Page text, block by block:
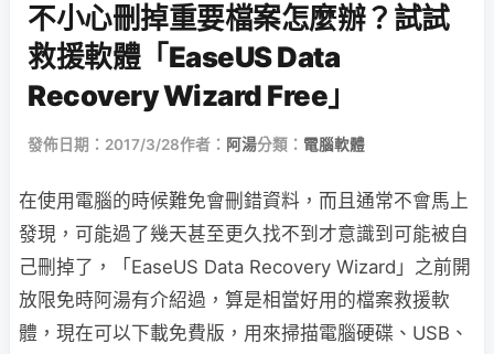
不小心刪掉重要檔案怎麼辦？試試
救援軟體「EaseUS Data
Recovery Wizard Free」
發佈日期：2017/3/28作者： 阿湯分類： 電腦軟體
在使用電腦的時候難免會刪錯資料，而且通常不會馬上
發現，可能過了幾天甚至更久找不到才意識到可能被自
己刪掉了，「EaseUS Data Recovery Wizard」之前開
放限免時阿湯有介紹過，算是相當好用的檔案救援軟
體，現在可以下載免費版，用來掃描電腦硬碟、USB、